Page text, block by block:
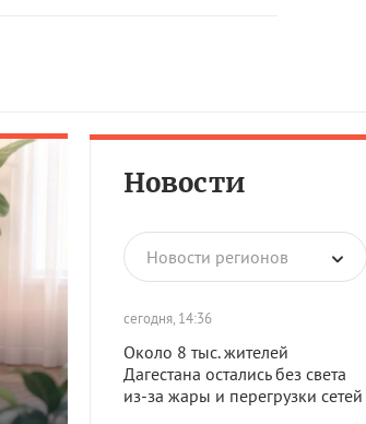
Новости
Новости регионов
сегодня, 14:36
Около 8 тыс. жителей
Дагестана остались без света
из-за жары и перегрузки сетей